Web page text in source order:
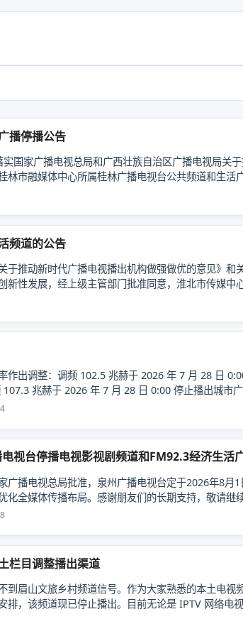
播停播公告
国家广播电视总局和广西壮族自治区广播电视局关
林市融媒体中心所属桂林广播电视台公共频道和生活
频道的公告
于推动新时代广播电视播出机构做强做优的意见》
新性发展，经上级主管部门批准同意，淮北市传媒中
：自2026年8月1日零时......
作出调整：调频 102.5 兆赫于 2026 年 7 月 28 日
兆赫于 2026 年 7 月 28 日 0:00 停止播出城市
1026 千......
视台停播电视影视剧频道和FM92.3经济生活
广播电视总局批准，泉州广播电视台定于2026年8月
化全媒体传播布局。感谢朋友们的长期支持，敬请
播电视台2026年7月2......
栏目调整播出渠道
到眉山文旅乡村频道信号。作为大家熟悉的本土电
排，该频道现已停止播出。目前无论是 IPTV 网络电
》《民生直报》等本......